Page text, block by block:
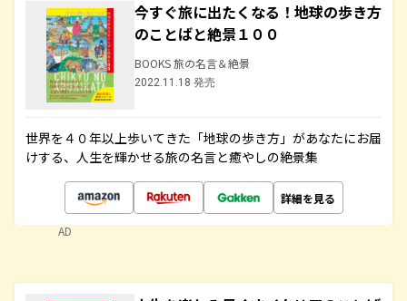
今すぐ旅に出たくなる！地球の歩き方
のことばと絶景１００
BOOKS 旅の名言＆絶景
2022.11.18 発売
世界を４０年以上歩いてきた「地球の歩き方」があなたにお届
けする、人生を輝かせる旅の名言と癒やしの絶景集
詳細を見る
AD